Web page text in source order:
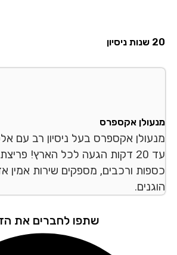
אקספרס
אקספרס בעל ניסיון רב עם אלפי
עד 20 דקות הגעה לכל הארץ! פריצת
ורכבים, מספקים שירות אמין אדיב
שתפו לחברים את הדף!